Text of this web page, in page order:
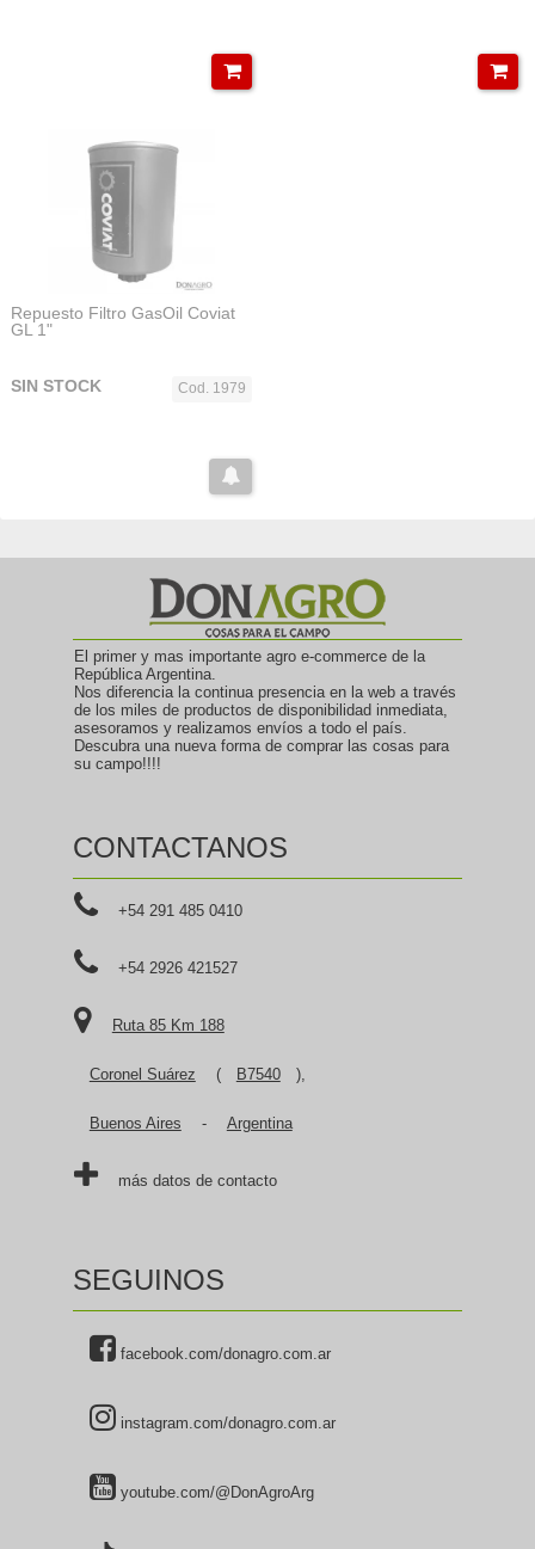
Repuesto Filtro GasOil Coviat
GL 1"
Cod. 1979
SIN STOCK
El primer y mas importante agro e-commerce de la
República Argentina.
Nos diferencia la continua presencia en la web a través
de los miles de productos de disponibilidad inmediata,
asesoramos y realizamos envíos a todo el país.
Descubra una nueva forma de comprar las cosas para
su campo!!!!
CONTACTANOS
+54 291 485 0410
+54 2926 421527
Ruta 85 Km 188
Coronel Suárez ( B7540 ),
Buenos Aires - Argentina
más datos de contacto
SEGUINOS
facebook.com/donagro.com.ar
instagram.com/donagro.com.ar
youtube.com/@DonAgroArg